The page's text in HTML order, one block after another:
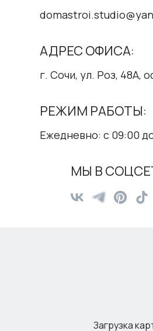
АДРЕС ОФИСА:
г. Сочи, ул. Роз, 48А,
РЕЖИМ РАБОТЫ:
Ежедневно: с 09:00
МЫ В